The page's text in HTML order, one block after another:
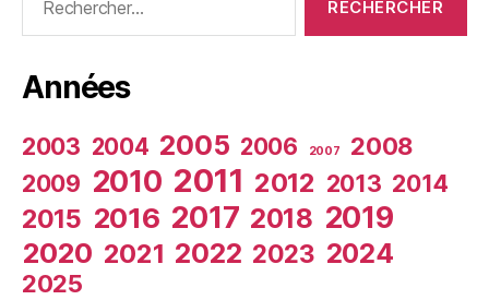
Années
2003 2004 2005 2006 2007
2008
2009 2010 2011 2012 2013 2014
2015 2016 2017 2018 2019
2020 2021 2022 2023 2024
2025